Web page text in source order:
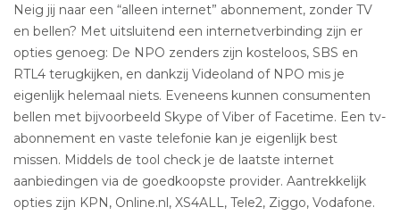
Neig jij naar een “alleen internet” abonnement, zonder TV
en bellen? Met uitsluitend een internetverbinding zijn er
opties genoeg: De NPO zenders zijn kosteloos, SBS en
RTL4 terugkijken, en dankzij Videoland of NPO mis je
eigenlijk helemaal niets. Eveneens kunnen consumenten
bellen met bijvoorbeeld Skype of Viber of Facetime. Een tv-
abonnement en vaste telefonie kan je eigenlijk best
missen. Middels de tool check je de laatste internet
aanbiedingen via de goedkoopste provider. Aantrekkelijk
opties zijn KPN, Online.nl, XS4ALL, Tele2, Ziggo, Vodafone.